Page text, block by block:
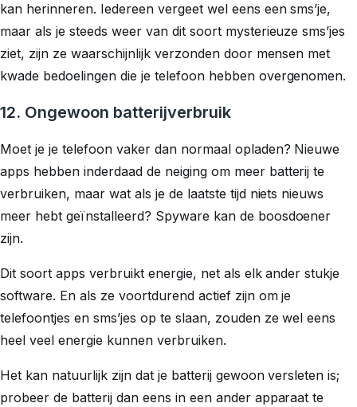
kan herinneren. Iedereen vergeet wel eens een sms’je,
maar als je steeds weer van dit soort mysterieuze sms’jes
ziet, zijn ze waarschijnlijk verzonden door mensen met
kwade bedoelingen die je telefoon hebben overgenomen.
12. Ongewoon batterijverbruik
Moet je je telefoon vaker dan normaal opladen? Nieuwe
apps hebben inderdaad de neiging om meer batterij te
verbruiken, maar wat als je de laatste tijd niets nieuws
meer hebt geïnstalleerd? Spyware kan de boosdoener
zijn.
Dit soort apps verbruikt energie, net als elk ander stukje
software. En als ze voortdurend actief zijn om je
telefoontjes en sms’jes op te slaan, zouden ze wel eens
heel veelenergie kunnen verbruiken.
Het kan natuurlijk zijn dat je batterij gewoon versleten is;
probeer de batterij dan eens in een ander apparaat te